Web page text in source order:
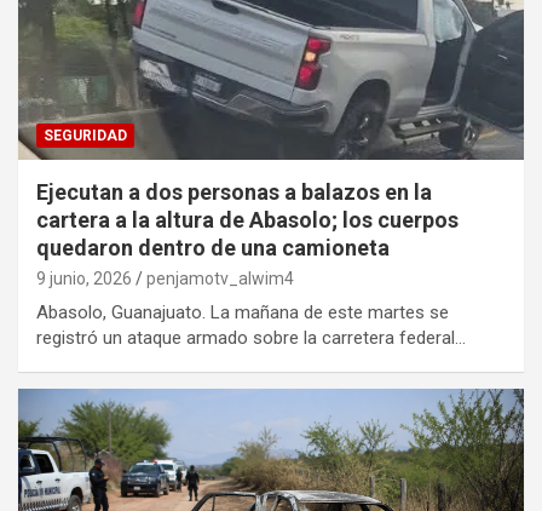
SEGURIDAD
Ejecutan a dos personas a balazos en la
cartera a la altura de Abasolo; los cuerpos
quedaron dentro de una camioneta
9 junio, 2026 penjamotv_alwim4
Abasolo, Guanajuato. La mañana de este martes se
registró un ataque armado sobre la carretera federal…